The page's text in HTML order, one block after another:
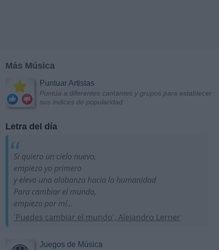
Más Música
Puntuar Artistas
Puntúa a diferentes cantantes y grupos para establecer
sus índices de popularidad
Letra del día
Si quiero un cielo nuevo,
empiezo yo primero
y elevo una alabanza hacia la humanidad
Para cambiar el mundo,
empiezo por mí...
'Puedes cambiar el mundo', Alejandro Lerner
Juegos de Música